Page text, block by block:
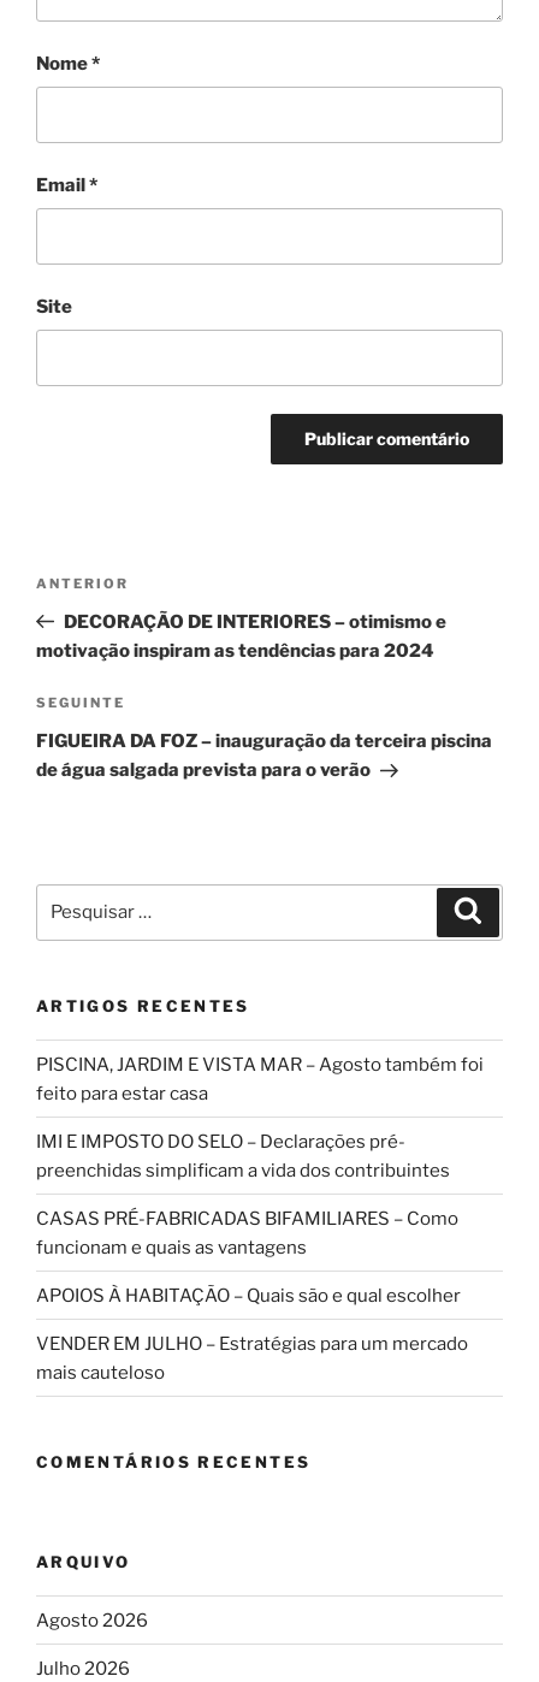
Nome*
Email*
Site
artigos
Conteúdo
anterior
ANTERIOR
DECORAÇÃO DE INTERIORES – otimismo e
motivação inspiram as tendências para 2024
Conteúdo
seguinte
SEGUINTE
FIGUEIRA DA FOZ – inauguração da terceira piscina
de água salgada prevista para o verão
por:
ARTIGOS RECENTES
PISCINA, JARDIM E VISTA MAR – Agosto também foi
feito para estar casa
IMI E IMPOSTO DO SELO – Declarações pré-
preenchidas simplificam a vida dos contribuintes
CASAS PRÉ-FABRICADAS BIFAMILIARES – Como
funcionam e quais as vantagens
APOIOS À HABITAÇÃO – Quais são e qual escolher
VENDER EM JULHO – Estratégias para um mercado
mais cauteloso
COMENTÁRIOS RECENTES
ARQUIVO
Agosto 2026
Julho 2026